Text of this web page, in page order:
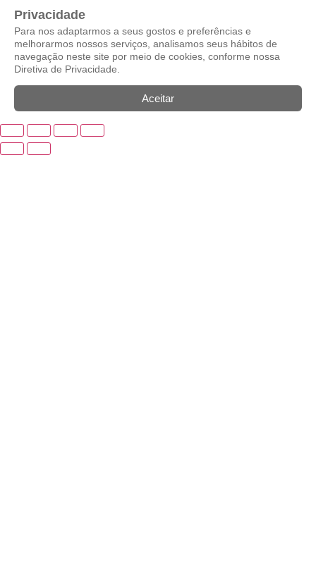
Privacidade
Para nos adaptarmos a seus gostos e preferências e
melhorarmos nossos serviços, analisamos seus hábitos de
navegação neste site por meio de cookies, conforme nossa
Diretiva de Privacidade.
Aceitar